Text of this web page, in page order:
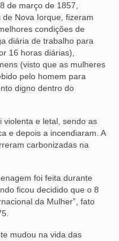
de março de 1857,
Nova Iorque, fizeram
condições de
diária de trabalho para
16 horas diárias),
(visto que as mulheres
pelo homem para
digno dentro do
violenta e letal, sendo as
e depois a incendiaram. A
carbonizadas na
foi feita durante
ficou decidido que o 8
da Mulher”, fato
mudou na vida das